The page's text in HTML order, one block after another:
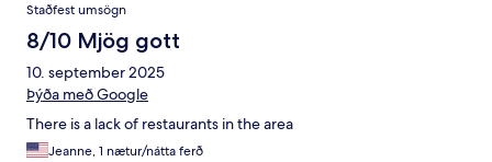
Staðfest umsögn
8/10 Mjög gott
10. september 2025
Þýða með Google
There is a lack of restaurants in the area
Jeanne, 1 nætur/nátta ferð